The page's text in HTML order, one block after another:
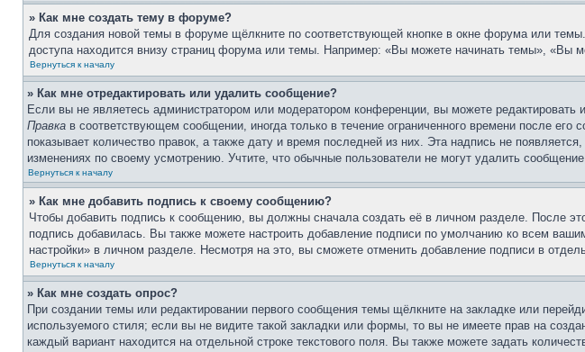
» Как мне создать тему в форуме?
Для создания новой темы в форуме щёлкните по соответствующей кнопке в окне форума или
доступа находится внизу страниц форума или темы. Например: «Вы можете начинать темы», «Вы
Вернуться к началу
» Как мне отредактировать или удалить сообщение?
Если вы не являетесь администратором или модератором конференции, вы можете
Правка в соответствующем сообщении, иногда только в течение ограниченного времени после
показывает количество правок, а также дату и время последней из них. Эта надпись не
изменениях по своему усмотрению. Учтите, что обычные пользователи не могут удалить
Вернуться к началу
» Как мне добавить подпись к своему сообщению?
Чтобы добавить подпись к сообщению, вы должны сначала создать её в личном разделе. После
подпись добавилась. Вы также можете настроить добавление подписи по умолчанию ко всем
настройки» в личном разделе. Несмотря на это, вы сможете отменить добавление подписи в
Вернуться к началу
» Как мне создать опрос?
При создании темы или редактировании первого сообщения темы щёлкните на закладке или
используемого стиля; если вы не видите такой закладки или формы, то вы не имеете прав на
каждый вариант находится на отдельной строке текстового поля. Вы также можете задать